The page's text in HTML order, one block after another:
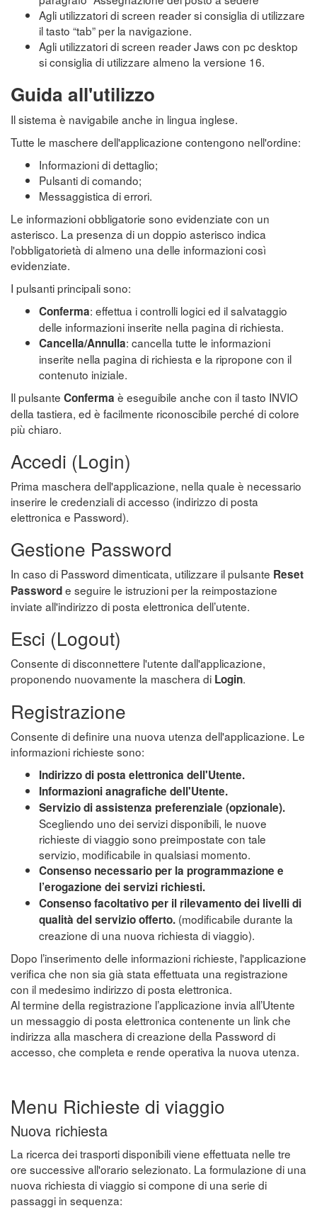
Agli utilizzatori di screen reader si consiglia di utilizzare
il tasto “tab” per la navigazione.
Agli utilizzatori di screen reader Jaws con pc desktop
si consiglia di utilizzare almeno la versione 16.
Guida all'utilizzo
Il sistema è navigabile anche in lingua inglese.
Tutte le maschere dell'applicazione contengono nell'ordine:
Informazioni di dettaglio;
Pulsanti di comando;
Messaggistica di errori.
Le informazioni obbligatorie sono evidenziate con un
asterisco. La presenza di un doppio asterisco indica
l'obbligatorietà di almeno una delle informazioni così
evidenziate.
I pulsanti principali sono:
Conferma: effettua i controlli logici ed il salvataggio
delle informazioni inserite nella pagina di richiesta.
Cancella/Annulla: cancella tutte le informazioni
inserite nella pagina di richiesta e la ripropone con il
contenuto iniziale.
Il pulsante Conferma è eseguibile anche con il tasto INVIO
della tastiera, ed è facilmente riconoscibile perché di colore
più chiaro.
Accedi (Login)
Prima maschera dell'applicazione, nella quale è necessario
inserire le credenziali di accesso (indirizzo di posta
elettronica e Password).
Gestione Password
In caso di Password dimenticata, utilizzare il pulsante Reset
Passworde seguire le istruzioni per la reimpostazione
inviate all'indirizzo di posta elettronica dell’utente.
Esci (Logout)
Consente di disconnettere l'utente dall'applicazione,
proponendo nuovamente la maschera di Login.
Registrazione
Consente di definire una nuova utenza dell'applicazione. Le
informazioni richieste sono:
Indirizzo di posta elettronica dell'Utente.
Informazioni anagrafiche dell'Utente.
Servizio di assistenza preferenziale (opzionale).
Scegliendo uno dei servizi disponibili, le nuove
richieste di viaggio sono preimpostate con tale
servizio, modificabile in qualsiasi momento.
Consenso necessario per la programmazione e
l’erogazione dei servizi richiesti.
Consenso facoltativo per il rilevamento dei livelli di
qualità del servizio offerto. (modificabile durante la
creazione di una nuova richiesta di viaggio).
Dopo l’inserimento delle informazioni richieste, l'applicazione
verifica che non sia già stata effettuata una registrazione
con il medesimo indirizzo di posta elettronica.
Al termine della registrazione l’applicazione invia all’Utente
un messaggio di posta elettronica contenente un link che
indirizza alla maschera di creazione della Password di
accesso, che completa e rende operativa la nuova utenza.
Menu Richieste di viaggio
Nuova richiesta
La ricerca dei trasporti disponibili viene effettuata nelle tre
ore successive all'orario selezionato. La formulazione di una
nuova richiesta di viaggio si compone di una serie di
passaggi in sequenza: